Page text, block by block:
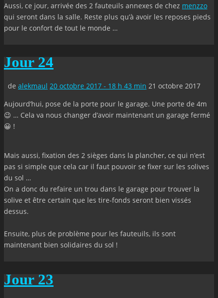
Aussi, ce jour, arrivée des 2 fauteuils annexes de chez menzzo
qui seront dans la salle. Reste plus qu’à avoir les reposes pieds
pour le confort de tout le monde …
Jour 24
de alekmaul 20 octobre 2017 - 18 h 43 min 21 octobre 2017
Aujourd’hui, pose de la porte pour le garage. Une porte de 4m
😉 … Cela va nous changer d’avoir maintenant un garage fermé
😀 !
Mais aussi, fixation des 2 sièges dans la plancher, ce qui n’est
pas si simple que cela car il faut pouvoir se fixer sur les solives
du sol …
On a donc du refaire un trou dans le garage pour trouver la
solive et être certain que les tire-fonds seront bien vissés
dessus.
Ensuite, plus de problème pour les fauteuils, ils sont
maintenant bien solidaires du sol !
Jour 23